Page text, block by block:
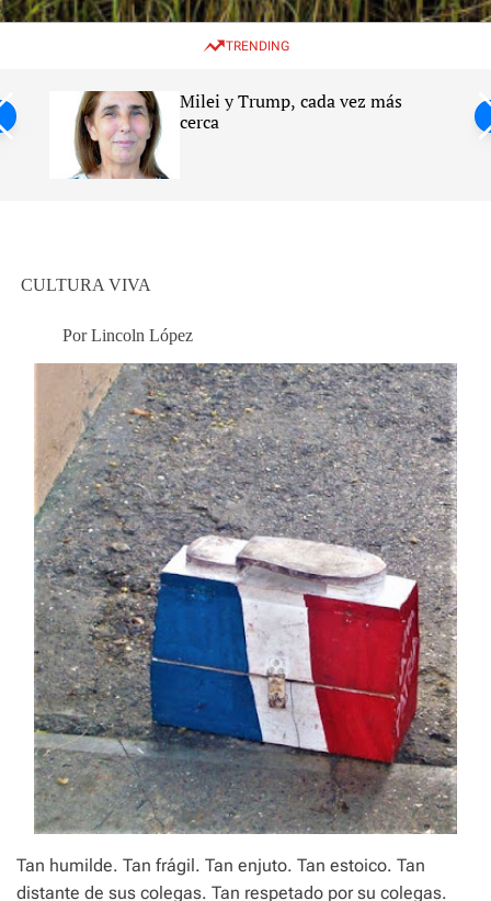
w
c
e
e
TRENDING
Milei y Trump, cada vez más
cerca
CULTURA VIVA
Por Lincoln López
Tan humilde. Tan frágil. Tan enjuto. Tan estoico. Tan
distante de sus colegas. Tan respetado por su colegas.